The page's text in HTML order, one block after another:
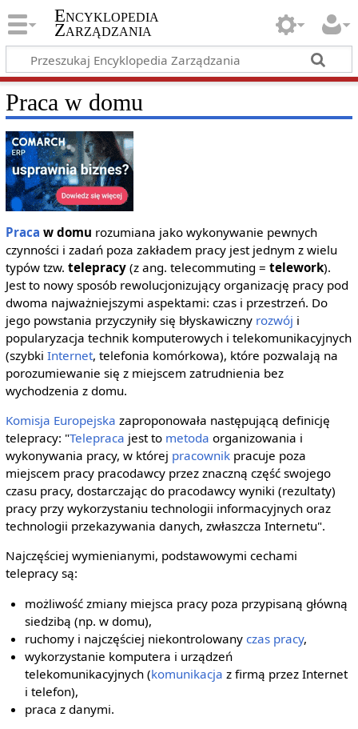
Encyklopedia
Zarządzania
Praca w domu
Praca w domu rozumiana jako wykonywanie pewnych
czynności i zadań poza zakładem pracy jest jednym z wielu
typów tzw. telepracy(z ang. telecommuting = telework).
Jest to nowy sposób rewolucjonizujący organizację pracy pod
dwoma najważniejszymi aspektami: czas i przestrzeń. Do
jego powstania przyczyniły się błyskawiczny rozwój i
popularyzacja technik komputerowych i telekomunikacyjnych
(szybki Internet, telefonia komórkowa), które pozwalają na
porozumiewanie się z miejscem zatrudnienia bez
wychodzenia z domu.
Komisja Europejska zaproponowała następującą definicję
telepracy: "Telepraca jest to metoda organizowania i
wykonywania pracy, w której pracownikpracuje poza
miejscem pracy pracodawcy przez znaczną część swojego
czasu pracy, dostarczając do pracodawcy wyniki (rezultaty)
pracy przy wykorzystaniu technologii informacyjnych oraz
technologii przekazywania danych, zwłaszcza Internetu".
Najczęściej wymienianymi, podstawowymi cechami
telepracy są:
możliwość zmiany miejsca pracy poza przypisaną główną
siedzibą (np. w domu),
ruchomy i najczęściej niekontrolowanyczas pracy,
wykorzystanie komputera i urządzeń
telekomunikacyjnych (komunikacja z firmą przez Internet
i telefon),
praca z danymi.